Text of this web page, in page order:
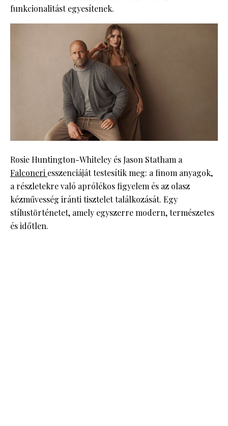
funkcionalitást egyesítenek.
Rosie Huntington-Whiteley és Jason Statham a
Falconeri esszenciáját testesítik meg: a finom anyagok,
a részletekre való aprólékos figyelem és az olasz
kézművesség iránti tisztelet találkozását. Egy
stílustörténetet, amely egyszerre modern, természetes
és időtlen.